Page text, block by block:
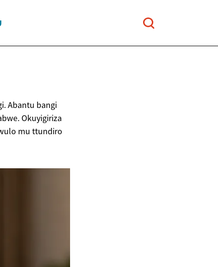
Abantu bangi
Okuyigiriza
mu ttundiro